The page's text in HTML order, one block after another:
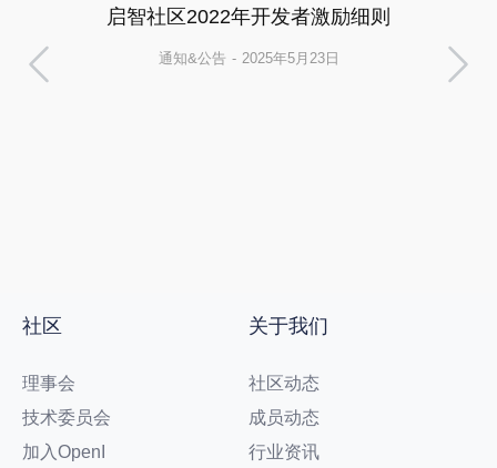
启智社区2022年开发者激励细则
通知&公告 2025年5月23日
社区
理事会
技术委员会
加入OpenI
关于我们
社区动态
成员动态
行业资讯